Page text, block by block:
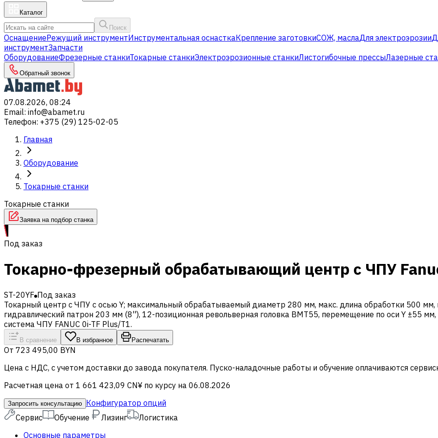
Каталог
Поиск
ОснащениеРежущий инструментИнструментальная оснасткаКрепление заготовкиСОЖ, маслаДля электроэрозии
инструментЗапчасти
ОборудованиеФрезерные станкиТокарные станкиЭлектроэрозионные станкиЛистогибочные прессыЛазерные
Обратный звонок
07.08.2026, 08:24
Email: info@abamet.ru
Телефон: +375 (29) 125-02-05
Главная
Оборудование
Токарные станки
Токарные станки
Заявка на подбор станка
Под заказ
Токарно-фрезерный обрабатывающий центр с ЧПУ
ST-20YF Под заказ
Токарный центр с ЧПУ с осью Y; максимальный обрабатываемый диаметр 280 мм, макс. длина обработки 500
гидравлический патрон 203 мм (8''), 12-позиционная револьверная головка BMT55, перемещение по оси Y ±55
система ЧПУ FANUC 0i-TF Plus/T1.
В сравнение В избранное Распечатать
От 723 495,00 BYN
Цена c НДС, с учетом доставки до завода покупателя. Пуско-наладочные работы и обучение оплачиваются
Расчетная цена от 1 661 423,09 CN¥ по курсу на 06.08.2026
Запросить консультацию Конфигуратор опций
Сервис
Обучение Лизинг
Логистика
Основные параметры